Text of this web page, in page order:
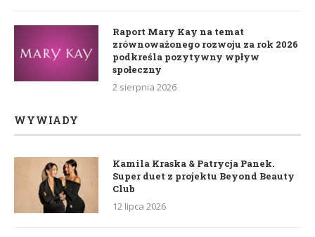
Raport Mary Kay na temat
zrównoważonego rozwoju za rok 2026
podkreśla pozytywny wpływ
społeczny
2 sierpnia 2026
WYWIADY
Kamila Kraska & Patrycja Panek.
Super duet z projektu Beyond Beauty
Club
12 lipca 2026